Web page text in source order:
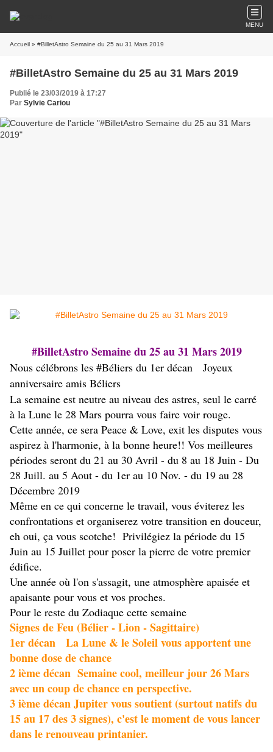
MENU
Accueil » #BilletAstro Semaine du 25 au 31 Mars 2019
#BilletAstro Semaine du 25 au 31 Mars 2019
Publié le 23/03/2019 à 17:27
Par Sylvie Cariou
#BilletAstro Semaine du 25 au 31 Mars 2019
Nous célébrons les #Béliers du 1er décan Joyeux
anniversaire amis Béliers
La semaine est neutre au niveau des astres, seul le carré
à la Lune le 28 Mars pourra vous faire voir rouge.
Cette année, ce sera Peace & Love, exit les disputes vous
aspirez à l'harmonie, à la bonne heure!! Vos meilleures
périodes seront du 21 au 30 Avril - du 8 au 18 Juin - Du
28 Juill. au 5 Aout - du 1er au 10 Nov. - du 19 au 28
Décembre 2019
Même en ce qui concerne le travail, vous éviterez les
confrontations et organiserez votre transition en douceur,
eh oui, ça vous scotche! Privilégiez la période du 15
Juin au 15 Juillet pour poser la pierre de votre premier
édifice.
Une année où l'on s'assagit, une atmosphère apaisée et
apaisante pour vous et vos proches.
Pour le reste du Zodiaque cette semaine
Signes de Feu (Bélier - Lion - Sagittaire)
1er décan La Lune & le Soleil vous apportent une
bonne dose de chance
2 ième décan Semaine cool, meilleur jour 26 Mars
avec un coup de chance en perspective.
3 ième décan Jupiter vous soutient (surtout natifs du
15 au 17 des 3 signes), c'est le moment de vous lancer
dans le renouveau printanier.